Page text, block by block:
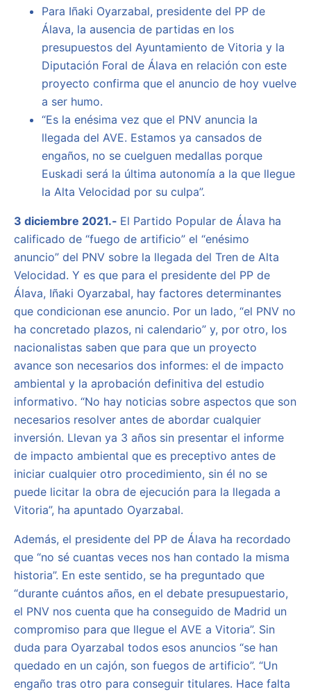
Para Iñaki Oyarzabal, presidente del PP de
Álava, la ausencia de partidas en los
presupuestos del Ayuntamiento de Vitoria y la
Diputación Foral de Álava en relación con este
proyecto confirma que el anuncio de hoy vuelve
a ser humo.
“Es la enésima vez que el PNV anuncia la
llegada del AVE. Estamos ya cansados de
engaños, no se cuelguen medallas porque
Euskadi será la última autonomía a la que llegue
la Alta Velocidad por su culpa”.
3 diciembre 2021.- El Partido Popular de Álava ha
calificado de “fuego de artificio” el “enésimo
anuncio” del PNV sobre la llegada del Tren de Alta
Velocidad. Y es que para el presidente del PP de
Álava, Iñaki Oyarzabal, hay factores determinantes
que condicionan ese anuncio. Por un lado, “el PNV no
ha concretado plazos, ni calendario” y, por otro, los
nacionalistas saben que para que un proyecto
avance son necesarios dos informes: el de impacto
ambiental y la aprobación definitiva del estudio
informativo. “No hay noticias sobre aspectos que son
necesarios resolver antes de abordar cualquier
inversión. Llevan ya 3 años sin presentar el informe
de impacto ambiental que es preceptivo antes de
iniciar cualquier otro procedimiento, sin él no se
puede licitar la obra de ejecución para la llegada a
Vitoria”, ha apuntado Oyarzabal.
Además, el presidente del PP de Álava ha recordado
que “no sé cuantas veces nos han contado la misma
historia”. En este sentido, se ha preguntado que
“durante cuántos años, en el debate presupuestario,
el PNV nos cuenta que ha conseguido de Madrid un
compromiso para que llegue el AVE a Vitoria”. Sin
duda para Oyarzabal todos esos anuncios “se han
quedado en un cajón, son fuegos de artificio”. “Un
engaño tras otro para conseguir titulares. Hace falta